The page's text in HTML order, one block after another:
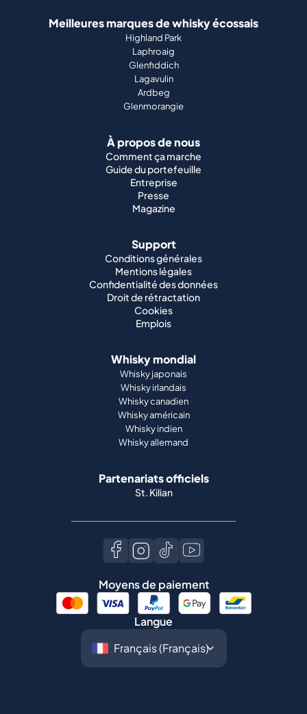
Meilleures marques de whisky écossais
Highland Park
Laphroaig
Glenfiddich
Lagavulin
Ardbeg
Glenmorangie
À propos de nous
Comment ça marche
Guide du portefeuille
Entreprise
Presse
Magazine
Support
Conditions générales
Mentions légales
Confidentialité des données
Droit de rétractation
Cookies
Emplois
Whisky mondial
Whisky japonais
Whisky irlandais
Whisky canadien
Whisky américain
Whisky indien
Whisky allemand
Partenariats officiels
St. Kilian
Moyens de paiement
Langue